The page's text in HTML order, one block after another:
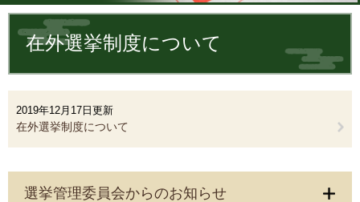
文
文 在外選挙制度について
2019年12月17日更新
在外選挙制度について
選挙管理委員会からのお知らせ